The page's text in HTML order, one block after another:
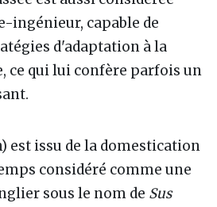
ingénieur, capable de
d'adaptation à la
ce qui lui confère parfois un
est issu de la domestication
considéré comme une
sous le nom de Sus